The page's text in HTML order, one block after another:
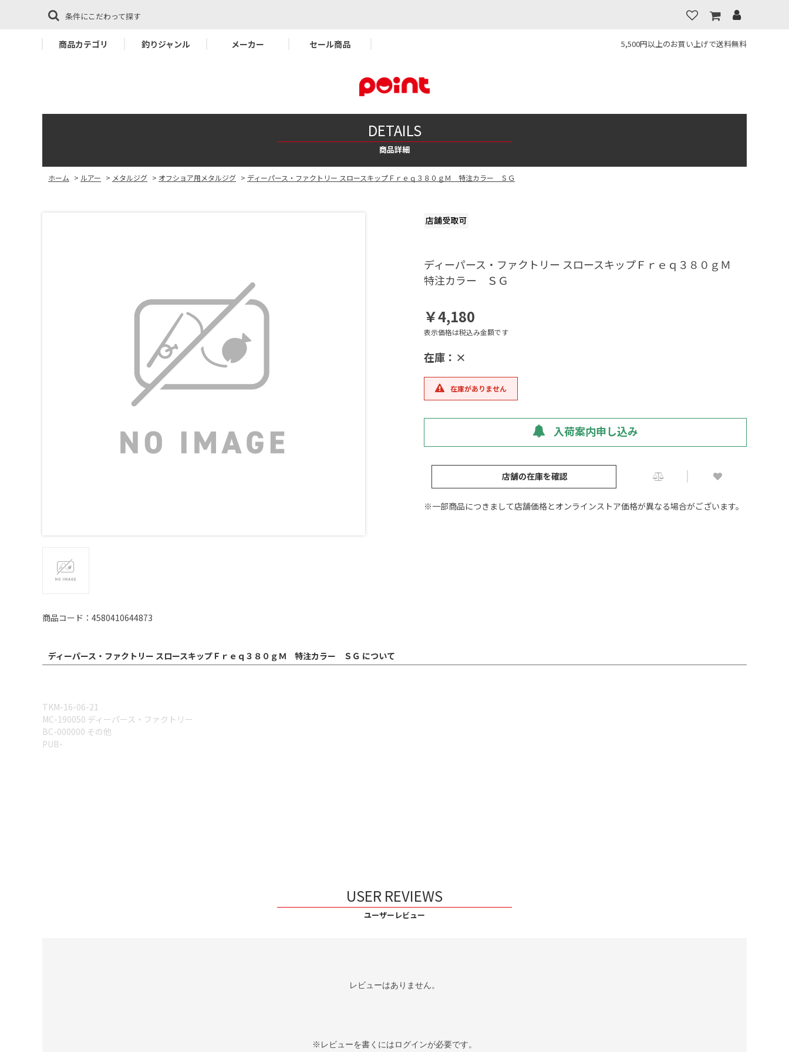
条件にこだわって探す
商品カテゴリ 釣りジャンル メーカー セール商品 5,500円以上のお買い上げで送料無料
DETAILS
商品詳細
ホーム > ルアー > メタルジグ > オフショア用メタルジグ > ディーパース・ファクトリー スロースキップＦｒｅｑ３８０ｇＭ 特注カラー ＳＧ
商品コード：4580410644873
ディーパース・ファクトリー スロースキップＦｒｅｑ３８０ｇＭ
特注カラー ＳＧ
￥4,180
表示価格は税込み金額です
在庫：×
在庫がありません
入荷案内申し込み
店舗の在庫を確認
※一部商品につきまして店舗価格とオンラインストア価格が異なる場合がございます。
ディーパース・ファクトリー スロースキップＦｒｅｑ３８０ｇＭ 特注カラー ＳＧ について
TKM-16-06-21
MC-190050 ディーパース・ファクトリー
BC-000000 その他
PUB-
USER REVIEWS
ユーザーレビュー
レビューはありません。
※レビューを書くにはログインが必要です。